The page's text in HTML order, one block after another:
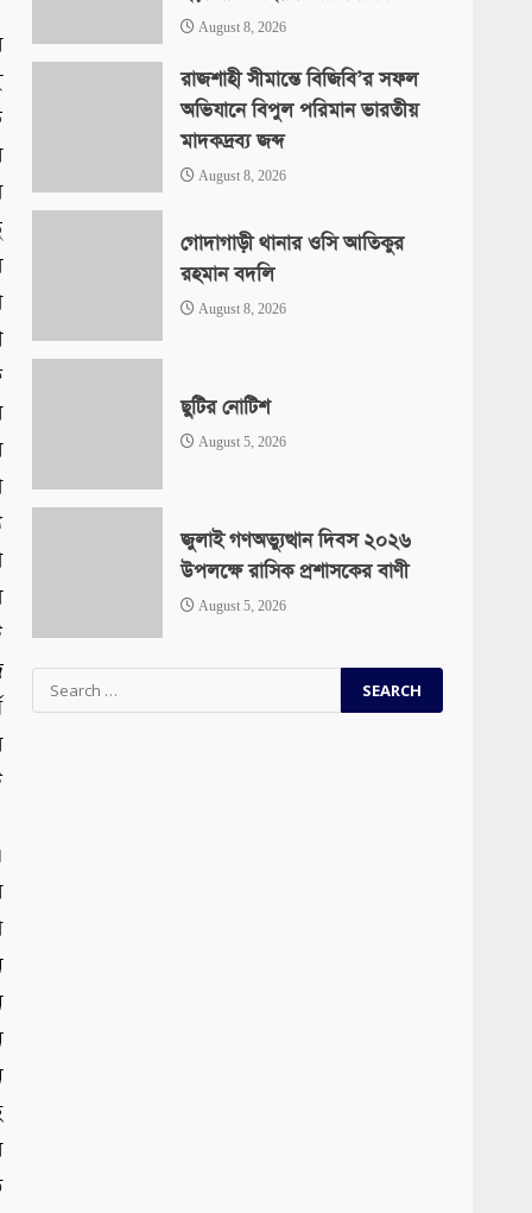
August 8, 2026
রাজশাহী সীমান্তে বিজিবি’র সফল
অভিযানে বিপুল পরিমান ভারতীয়
মাদকদ্রব্য জব্দ
August 8, 2026
গোদাগাড়ী থানার ওসি আতিকুর
রহমান বদলি
August 8, 2026
ছুটির নোটিশ
August 5, 2026
জুলাই গণঅভ্যুত্থান দিবস ২০২৬
উপলক্ষে রাসিক প্রশাসকের বাণী
August 5, 2026
for: